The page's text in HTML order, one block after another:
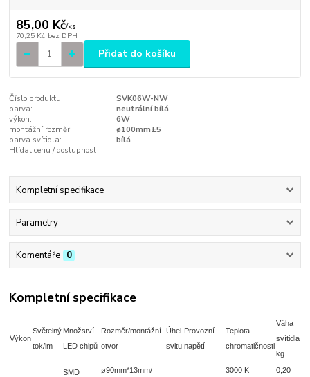
85,00 Kč/ks
70,25 Kč bez DPH
Přidat do košíku
Číslo produktu:
SVK06W-NW
barva:
neutrální bílá
výkon:
6W
montážní rozměr:
ø100mm±5
barva svítidla:
bílá
Hlídat cenu / dostupnost
Kompletní specifikace
Parametry
Komentáře 0
Kompletní specifikace
Výkon
Světelný
tok/lm
Množství
LED chipů
Rozměr/montážní
otvor
Úhel
svitu
Provozní
napětí
Teplota
chromatičnosti
Váha
svítidla
kg
SMD
ø90mm*13mm/ 3000 K
0,20